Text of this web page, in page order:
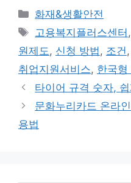
카
테
리
화재&생활안전
태
그
고용복지플러스센터 ,
원제도, 신청 방법, 조건,
취업지원서비스, 한국형
타이어 규격 숫자,
문화누리카드 온라
용법